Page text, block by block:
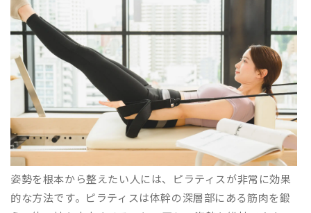
姿勢を根本から整えたい人には、ピラティスが非常に効果
的な方法です。ピラティスは体幹の深層部にある筋肉を鍛